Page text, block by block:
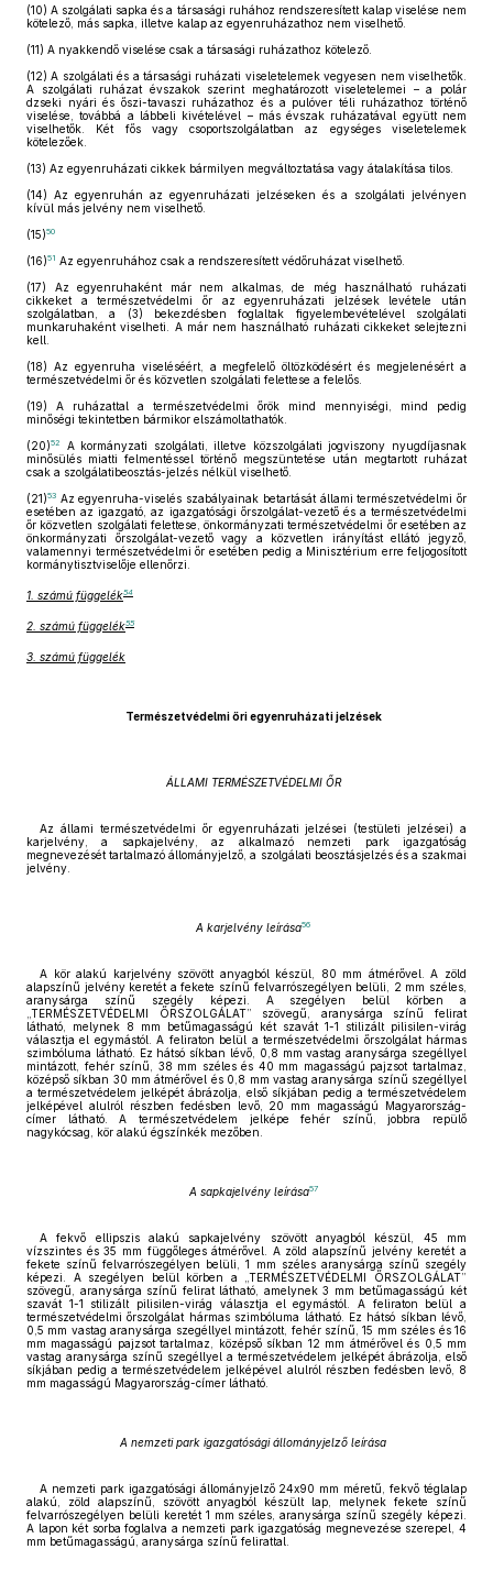
(10) A szolgálati sapka és a társasági ruhához rendszeresített kalap viselése nem
kötelező, más sapka, illetve kalap az egyenruházathoz nem viselhető.
(11) A nyakkendő viselése csak a társasági ruházathoz kötelező.
(12) A szolgálati és a társasági ruházati viseletelemek vegyesen nem viselhetők.
A szolgálati ruházat évszakok szerint meghatározott viseletelemei – a polár
dzseki nyári és őszi-tavaszi ruházathoz és a pulóver téli ruházathoz történő
viselése, továbbá a lábbeli kivételével – más évszak ruházatával együtt nem
viselhetők. Két fős vagy csoportszolgálatban az egységes viseletelemek
kötelezőek.
(13) Az egyenruházati cikkek bármilyen megváltoztatása vagy átalakítása tilos.
(14) Az egyenruhán az egyenruházati jelzéseken és a szolgálati jelvényen
kívül más jelvény nem viselhető.
(15)50
(16)51 Az egyenruhához csak a rendszeresített védőruházat viselhető.
(17) Az egyenruhaként már nem alkalmas, de még használható ruházati
cikkeket a természetvédelmi őr az egyenruházati jelzések levétele után
szolgálatban, a (3) bekezdésben foglaltak figyelembevételével szolgálati
munkaruhaként viselheti. A már nem használható ruházati cikkeket selejtezni
kell.
(18) Az egyenruha viseléséért, a megfelelő öltözködésért és megjelenésért a
természetvédelmi őr és közvetlen szolgálati felettese a felelős.
(19) A ruházattal a természetvédelmi őrök mind mennyiségi, mind pedig
minőségi tekintetben bármikor elszámoltathatók.
(20)52
A kormányzati szolgálati, illetve közszolgálati jogviszony nyugdíjasnak
minősülés miatti felmentéssel történő megszüntetése után megtartott ruházat
csak a szolgálatibeosztás-jelzés nélkül viselhető.
(21)53 Az egyenruha-viselés szabályainak betartását állami természetvédelmi őr
esetében az igazgató, az igazgatósági őrszolgálat-vezető és a természetvédelmi
őr közvetlen szolgálati felettese, önkormányzati természetvédelmi őr esetében az
önkormányzati őrszolgálat-vezető vagy a közvetlen irányítást ellátó jegyző,
valamennyi természetvédelmi őr esetében pedig a Minisztérium erre feljogosított
kormánytisztviselője ellenőrzi.
1. számú függelék54
2. számú függelék55
3. számú függelék
Természetvédelmi őri egyenruházati jelzések
ÁLLAMI TERMÉSZETVÉDELMI ŐR
Az állami természetvédelmi őr egyenruházati jelzései (testületi jelzései) a
karjelvény, a sapkajelvény, az alkalmazó nemzeti park igazgatóság
megnevezését tartalmazó állományjelző, a szolgálati beosztásjelzés és a szakmai
jelvény.
A karjelvény leírása56
A kör alakú karjelvény szövött anyagból készül, 80 mm átmérővel. A zöld
alapszínű jelvény keretét a fekete színű felvarrószegélyen belüli, 2 mm széles,
aranysárga színű szegély képezi. A szegélyen belül körben a
„TERMÉSZETVÉDELMI ŐRSZOLGÁLAT” szövegű, aranysárga színű felirat
látható, melynek 8 mm betűmagasságú két szavát 1-1 stilizált pilisilen-virág
választja el egymástól. A feliraton belül a természetvédelmi őrszolgálat hármas
szimbóluma látható. Ez hátsó síkban lévő, 0,8 mm vastag aranysárga szegéllyel
mintázott, fehér színű, 38 mm széles és 40 mm magasságú pajzsot tartalmaz,
középső síkban 30 mm átmérővel és 0,8 mm vastag aranysárga színű szegéllyel
a természetvédelem jelképét ábrázolja, első síkjában pedig a természetvédelem
jelképével alulról részben fedésben levő, 20 mm magasságú Magyarország-
címer látható. A természetvédelem jelképe fehér színű, jobbra repülő
nagykócsag, kör alakú égszínkék mezőben.
A sapkajelvény leírása57
A fekvő ellipszis alakú sapkajelvény szövött anyagból készül, 45 mm
vízszintes és 35 mm függőleges átmérővel. A zöld alapszínű jelvény keretét a
fekete színű felvarrószegélyen belüli, 1 mm széles aranysárga színű szegély
képezi. A szegélyen belül körben a „TERMÉSZETVÉDELMI ŐRSZOLGÁLAT”
szövegű, aranysárga színű felirat látható, amelynek 3 mm betűmagasságú két
szavát 1-1 stilizált pilisilen-virág választja el egymástól. A feliraton belül a
természetvédelmi őrszolgálat hármas szimbóluma látható. Ez hátsó síkban lévő,
0,5 mm vastag aranysárga szegéllyel mintázott, fehér színű, 15 mm széles és 16
mm magasságú pajzsot tartalmaz, középső síkban 12 mm átmérővel és 0,5 mm
vastag aranysárga színű szegéllyel a természetvédelem jelképét ábrázolja, első
síkjában pedig a természetvédelem jelképével alulról részben fedésben levő, 8
mm magasságú Magyarország-címer látható.
A nemzeti park igazgatósági állományjelző leírása
A nemzeti park igazgatósági állományjelző 24x90 mm méretű, fekvő téglalap
alakú, zöld alapszínű, szövött anyagból készült lap, melynek fekete színű
felvarrószegélyen belüli keretét 1 mm széles, aranysárga színű szegély képezi.
A lapon két sorba foglalva a nemzeti park igazgatóság megnevezése szerepel, 4
mm betűmagasságú, aranysárga színű felirattal.